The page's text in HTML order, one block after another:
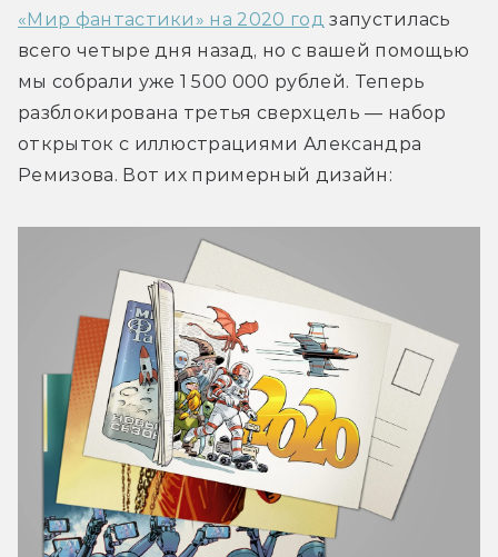
«Мир фантастики» на 2020 год запустилась
всего четыре дня назад, но с вашей помощью
мы собрали уже 1 500 000 рублей. Теперь
разблокирована третья сверхцель — набор
открыток с иллюстрациями Александра
Ремизова. Вот их примерный дизайн: